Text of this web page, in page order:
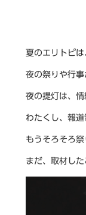
夏のエリトピは
夜の祭りや行事
夜の提灯は、情
わたくし、報道
もうそろそろ
まだ、取材し